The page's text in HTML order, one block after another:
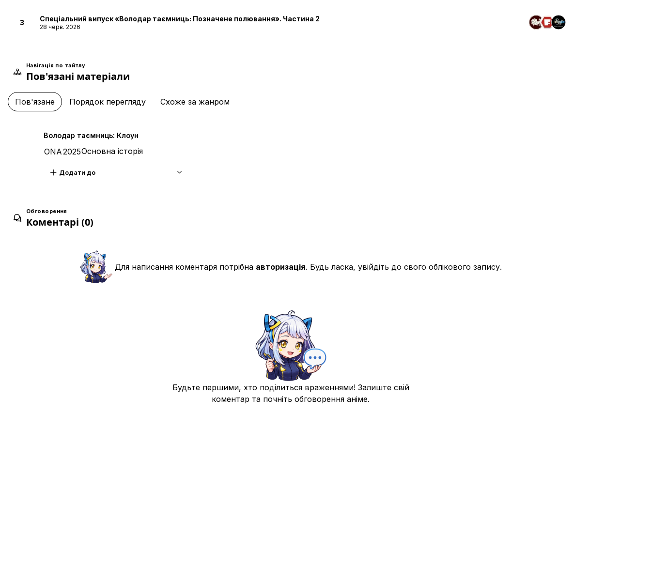
3 Спеціальний випуск «Володар таємниць: Позначене полювання». Частина 2
28 черв. 2026
Навігація по тайтлу
Пов'язані матеріали
Пов'язане Порядок перегляду Схоже за жанром
Володар таємниць: Клоун
ONA2025Основна історія
Додати до
Обговорення
Коментарі (0)
Для написання коментаря потрібна авторизація. Будь ласка, увійдіть до свого облікового запису.
Будьте першими, хто поділиться враженнями! Залиште свій
коментар та почніть обговорення аніме.